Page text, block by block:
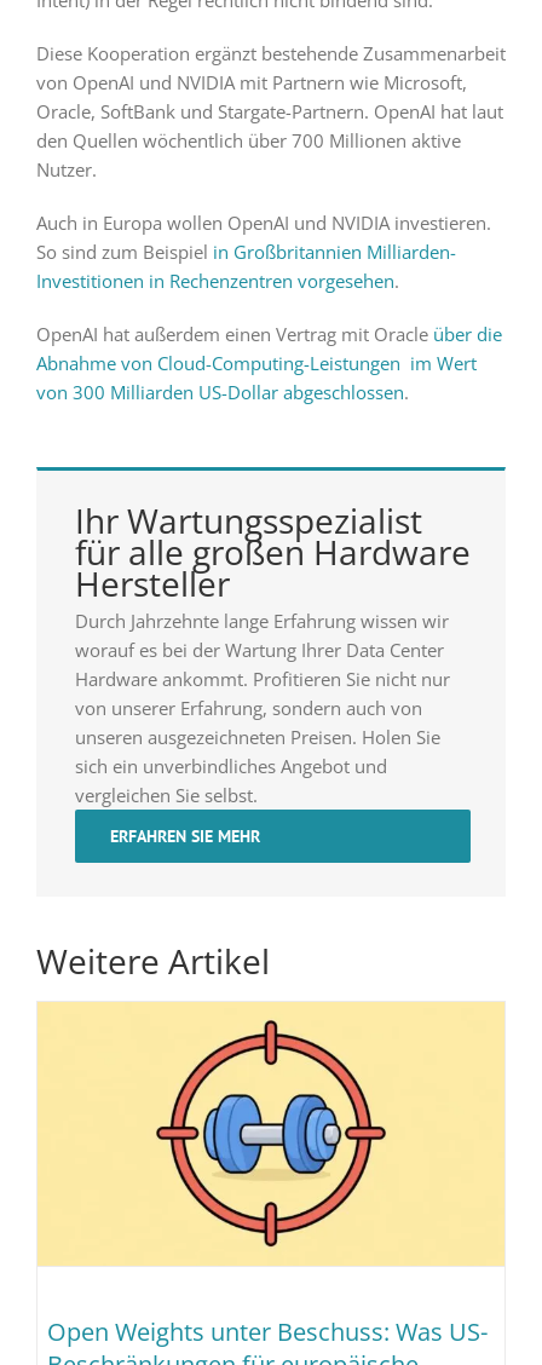
Diese Kooperation ergänzt bestehende Zusammenarbeit
von OpenAI und NVIDIA mit Partnern wie Microsoft,
Oracle, SoftBank und Stargate-Partnern. OpenAI hat laut
den Quellen wöchentlich über 700 Millionen aktive
Nutzer.
Auch in Europa wollen OpenAI und NVIDIA investieren.
So sind zum Beispiel in Großbritannien Milliarden-
Investitionen in Rechenzentren vorgesehen.
OpenAI hat außerdem einen Vertrag mit Oracle über die
Abnahme von Cloud-Computing-Leistungen im Wert
von 300 Milliarden US-Dollar abgeschlossen.
Ihr Wartungsspezialist
für alle großen Hardware
Hersteller
Durch Jahrzehnte lange Erfahrung wissen wir
worauf es bei der Wartung Ihrer Data Center
Hardware ankommt. Profitieren Sie nicht nur
von unserer Erfahrung, sondern auch von
unseren ausgezeichneten Preisen. Holen Sie
sich ein unverbindliches Angebot und
vergleichen Sie selbst.
ERFAHREN SIE MEHR
Weitere Artikel
Open Weights unter Beschuss: Was US-